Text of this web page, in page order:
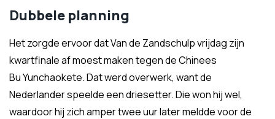
Dubbele planning
Het zorgde ervoor dat Van de Zandschulp vrijdag zijn
kwartfinale af moest maken tegen de Chinees
Bu Yunchaokete. Dat werd overwerk, want de
Nederlander speelde een driesetter. Die won hij wel,
waardoor hij zich amper twee uur later meldde voor de